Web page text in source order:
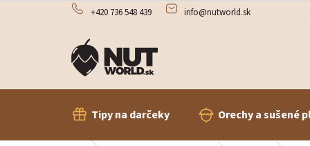
+420 736 548 439 info@nutworld.sk
Tipy na darčeky Orechy a sušené